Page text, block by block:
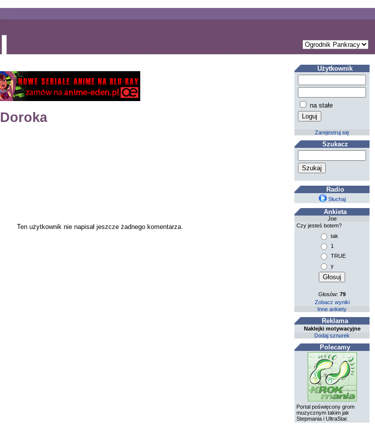
Doroka
Ten użytkownik nie napisał jeszcze żadnego komentarza.
Użytkownik
na stałe
Zarejestruj się
Szukacz
Radio
Słuchaj
Ankieta
Joe
Czy jesteś botem?
tak
1
TRUE
y
Głosów:79
Zobacz wyniki
Inne ankiety
Reklama
Naklejki motywacyjne
Dodaj sznurek
Polecamy
Portal poświęcony grom
muzycznym takim jak
Stepmania i UltraStar.